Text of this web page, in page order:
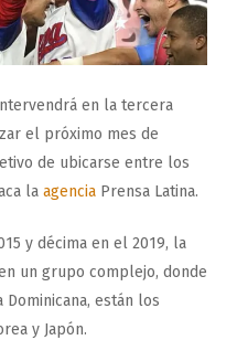
en la tercera
el próximo mes de
de ubicarse entre los
la agenciaPrensa Latina.
y décima en el 2019, la
un grupo complejo, donde
están los
y Japón.